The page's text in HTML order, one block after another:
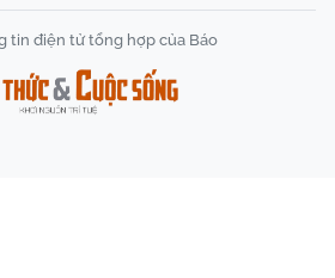
tin điện tử tổng hợp của Báo